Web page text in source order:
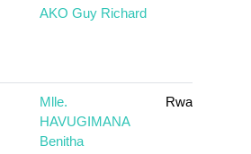
AKO Guy Richard
Mlle.
HAVUGIMANA
Benitha
Rwanda